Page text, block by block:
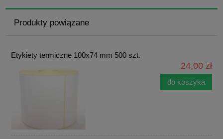
Produkty powiązane
Etykiety termiczne 100x74 mm 500 szt.
24,00 zł
do koszyka